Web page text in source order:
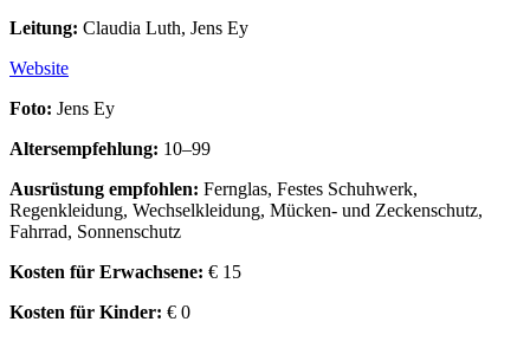
Leitung: Claudia Luth, Jens Ey
Website
Foto: Jens Ey
Altersempfehlung: 10–99
Ausrüstung empfohlen: Fernglas, Festes Schuhwerk,
Regenkleidung, Wechselkleidung, Mücken- und Zeckenschutz,
Fahrrad, Sonnenschutz
Kosten für Erwachsene: € 15
Kosten für Kinder: € 0